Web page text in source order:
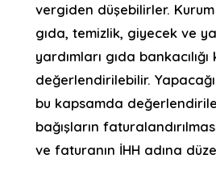
vergiden düşebilirler.
gıda, temizlik, giyecek ve
yardımları gıda
değerlendirilebilir.
bu kapsamda
bağışların
ve faturanın İHH adına